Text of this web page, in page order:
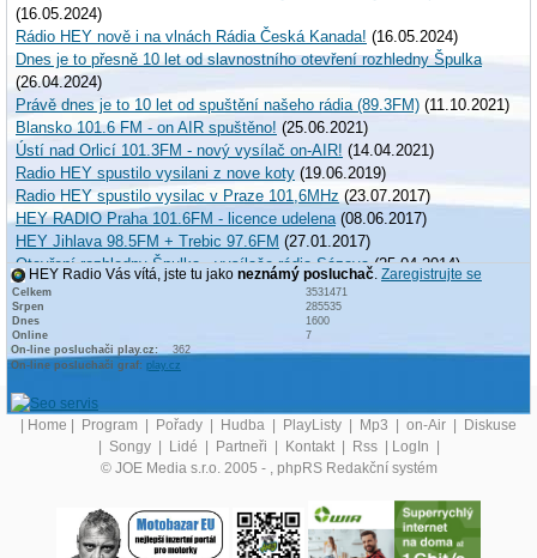
(16.05.2024)
Rádio HEY nově i na vlnách Rádia Česká Kanada! (16.05.2024)
Dnes je to přesně 10 let od slavnostního otevření rozhledny Špulka
(26.04.2024)
Právě dnes je to 10 let od spuštění našeho rádia (89.3FM) (11.10.2021)
Blansko 101.6 FM - on AIR spuštěno! (25.06.2021)
Ústí nad Orlicí 101.3FM - nový vysílač on-AIR! (14.04.2021)
Radio HEY spustilo vysilani z nove koty (19.06.2019)
Radio HEY spustilo vysilac v Praze 101,6MHz (23.07.2017)
HEY RADIO Praha 101.6FM - licence udelena (08.06.2017)
HEY Jihlava 98.5FM + Trebic 97.6FM (27.01.2017)
Otevření rozhledny Špulka - vysílače rádia Sázava(25.04.2014)
Rádio Sázava dostalo novou licenci do Jablonce nad Nisou - 97.5FM
(18.04.2014)
Rádio Sázava dostalo licenci do Frýdku Místku
Rádio Sázava spustilo testovací vysílání na 89.3FM(10.10.2011)
Celý text| Autor:administrator|
HEY Radio Vás vítá, jste tu jako neznámý posluchač. Zaregistrujte se
Celkem
3531471
Srpen
285535
Dnes
1600
Online
7
On-line posluchači play.cz:
362
On-line posluchači graf: play.cz
Home Program Pořady Hudba PlayListy Mp3 on-Air
Diskuse
Songy Lidé Partneři Kontakt Rss LogIn
© JOE Media s.r.o. 2005 - , phpRS Redakční systém